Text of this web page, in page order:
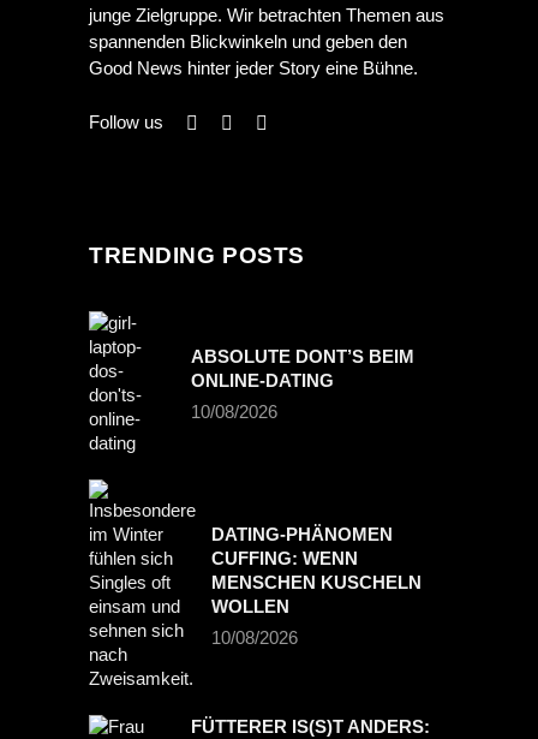
junge Zielgruppe. Wir betrachten Themen aus
spannenden Blickwinkeln und geben den
Good News hinter jeder Story eine Bühne.
Follow us
TRENDING POSTS
ABSOLUTE DONT’S BEIM
ONLINE-DATING
10/08/2026
DATING-PHÄNOMEN
CUFFING: WENN
MENSCHEN KUSCHELN
WOLLEN
10/08/2026
FÜTTERER IS(S)T ANDERS: